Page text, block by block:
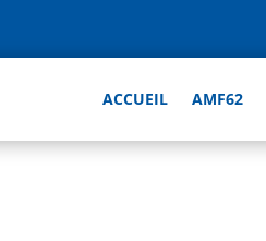
ACCUEIL AMF62